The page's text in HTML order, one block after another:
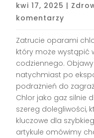
kwi 17, 2025 |
komentarzy
Zatrucie oparami
który może wystąpić
codziennego.
natychmiast po
podrażnień do
Chlor jako gaz silnie
szereg dolegliwości,
kluczowe dla
artykule omówimy